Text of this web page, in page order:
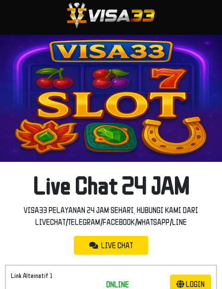
Live Chat 24 JAM
VISA33 PELAYANAN 24 JAM SEHARI. HUBUNGI KAMI DARI
LIVECHAT/TELEGRAM/FACEBOOK/WHATSAPP/LINE
LIVE CHAT
Link Alternatif 1
ONLINE LOGIN